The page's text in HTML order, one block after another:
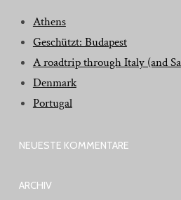
Athens
Geschützt: Budapest
A roadtrip through Italy (and
Denmark
Portugal
NEUESTE KOMMENTARE
ARCHIV